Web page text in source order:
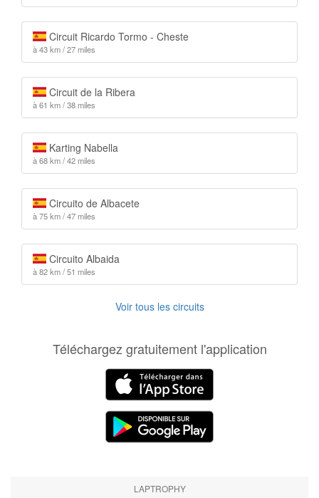
Circuit Ricardo Tormo - Cheste
à 43 km / 27 miles
Circuit de la Ribera
à 61 km / 38 miles
Karting Nabella
à 68 km / 42 miles
Circuito de Albacete
à 75 km / 47 miles
Circuito Albaida
à 82 km / 51 miles
Voir tous les circuits
Téléchargez gratuitement l'application
LAPTROPHY